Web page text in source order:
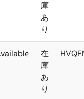
庫
あ
り
在
庫
あ
り